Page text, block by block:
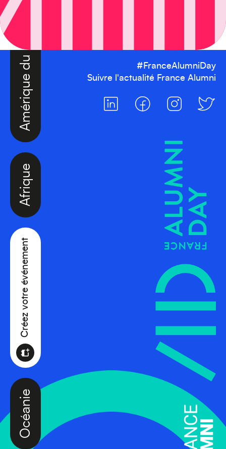
Océanie
Créez votre événement
Afrique
Amérique du Nord
#FranceAlumniDay
Suivre l'actualité France Alumni